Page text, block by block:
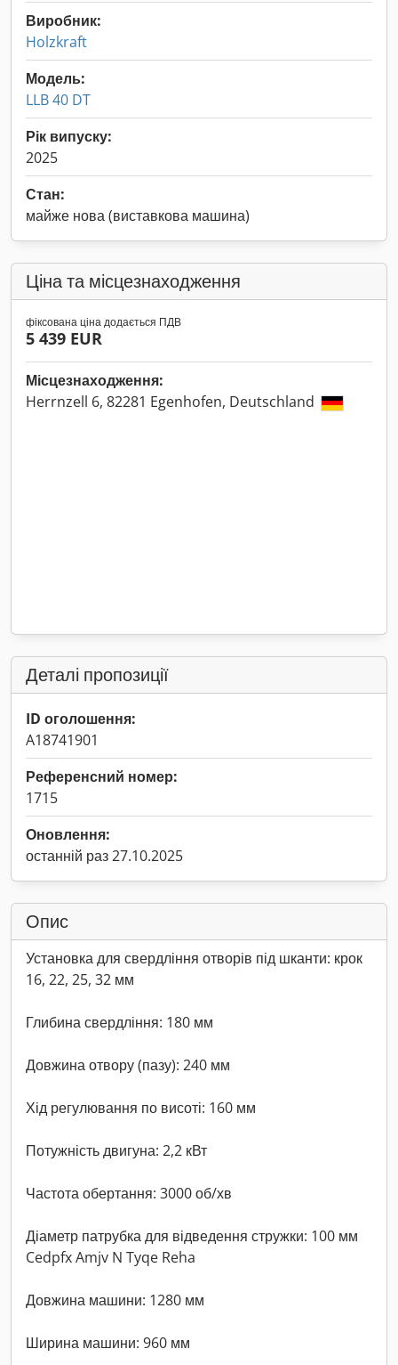
Виробник:
Holzkraft
Модель:
LLB 40 DT
Рік випуску:
2025
Стан:
майже нова (виставкова машина)
Ціна та місцезнаходження
фіксована ціна додається ПДВ
5 439 EUR
Місцезнаходження:
Herrnzell 6, 82281 Egenhofen, Deutschland
Деталі пропозиції
ID оголошення:
A18741901
Референсний номер:
1715
Оновлення:
останній раз 27.10.2025
Опис
Установка для свердління отворів під шканти: крок
16, 22, 25, 32 мм
Глибина свердління: 180 мм
Довжина отвору (пазу): 240 мм
Хід регулювання по висоті: 160 мм
Потужність двигуна: 2,2 кВт
Частота обертання: 3000 об/хв
Діаметр патрубка для відведення стружки: 100 мм
Cedpfx Amjv N Tyqe Reha
Довжина машини: 1280 мм
Ширина машини: 960 мм